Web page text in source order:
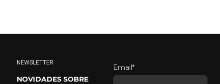
NEWSLETTER
NOVIDADES SOBRE
Email*